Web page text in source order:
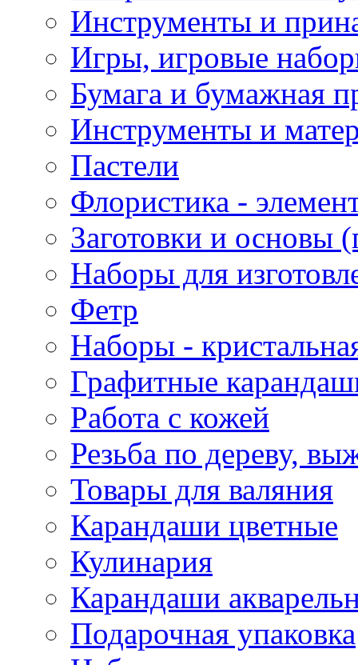
Инструменты и
Игры, игровые
Бумага и бумажная
Инструменты и
Пастели
Флористика -
Заготовки и основы
Наборы для
Фетр
Наборы -
Графитные
Работа с кожей
Резьба по дереву,
Товары для валяния
Карандаши цветные
Кулинария
Карандаши
Подарочная упаковка